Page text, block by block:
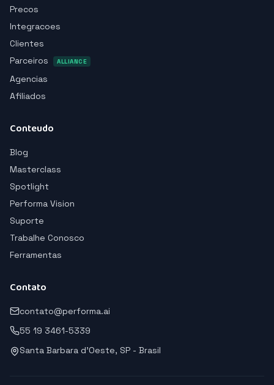
Precos
Integracoes
Clientes
Parceiros
ALLIANCE
Agencias
Afiliados
Conteudo
Blog
Masterclass
Spotlight
Performa Vision
Suporte
Trabalhe Conosco
Ferramentas
Contato
contato@performa.ai
55 19 3461-5339
Santa Barbara d'Oeste, SP - Brasil